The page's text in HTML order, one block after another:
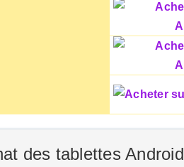
des tablettes Android